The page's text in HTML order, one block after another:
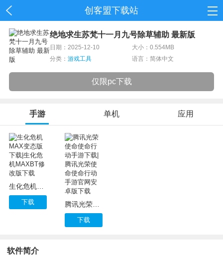
创客盟下载站
首页
资讯
绝地求生苏梵十一月九号除草辅助 最新版
日期：2025-12-10
大小：0.554MB
分类： 游戏工具 语言：简体中文
仅限pc下载
手游 单机 应用
生化危机MAX变态版下载|生化危机MAXBT修改版下载
下载 腾讯光荣使命使命行动手游下载|腾讯光荣使命使命行动手游官网安卓版下载
下载
软件简介